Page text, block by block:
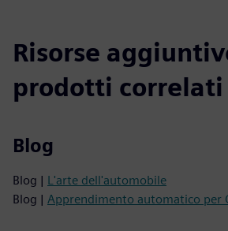
Risorse
prodotti correlati
Blog
Blog | L'arte dell'automobile
Blog | Apprendimento automatico per